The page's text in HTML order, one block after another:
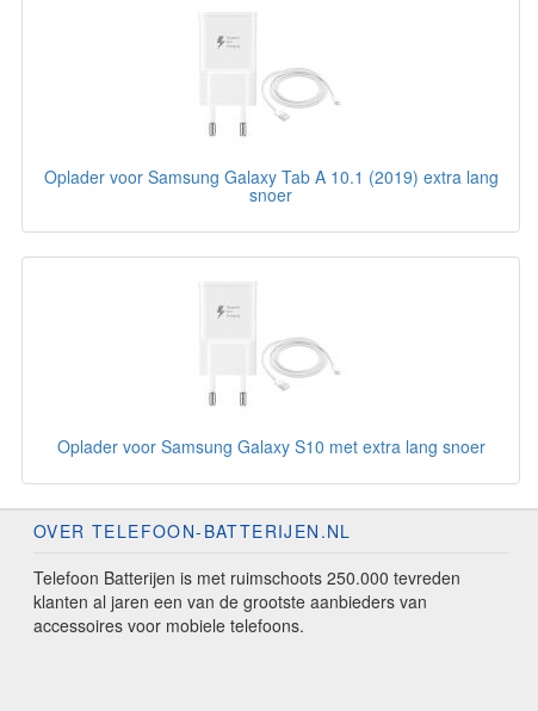
Oplader voor Samsung Galaxy Tab A 10.1 (2019) extra lang
snoer
Oplader voor Samsung Galaxy S10 met extra lang snoer
OVER TELEFOON-BATTERIJEN.NL
Telefoon Batterijen is met ruimschoots 250.000 tevreden
klanten al jaren een van de grootste aanbieders van
accessoires voor mobiele telefoons.